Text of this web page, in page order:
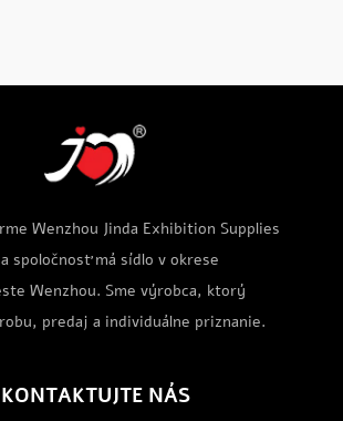
Wenzhou Jinda Exhibition Supplies
spoločnosť má sídlo v okrese
Wenzhou. Sme výrobca, ktorý
predaj a individuálne priznanie.
KONTAKTUJTE NÁS